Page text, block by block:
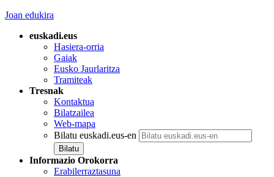
Joan edukira
euskadi.eus
Hasiera-orria
Gaiak
Eusko Jaurlaritza
Tramiteak
Tresnak
Kontaktua
Bilatzailea
Web-mapa
Bilatu euskadi.eus-en
Informazio Orokorra
Erabilerraztasuna